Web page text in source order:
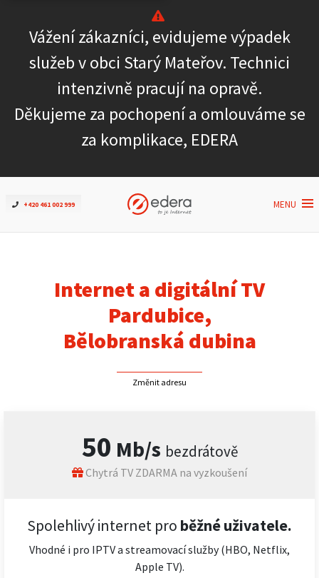
Vážení zákazníci, evidujeme výpadek
služeb v obci Starý Mateřov. Technici
intenzivně pracují na opravě.
Děkujeme za pochopení a omlouváme se
za komplikace, EDERA
+420 461 002 999 MENU
Ověřit dostupnost
Internet
ČEZNET TV
Podpora
Pro firmy
Internet a digitální TV
Pardubice,
Bělobranská dubina
Změnit adresu
50 Mb/s bezdrátově
Chytrá TV ZDARMA na vyzkoušení
Spolehlivý internet pro běžné uživatele.
Vhodné i pro IPTV a streamovací služby (HBO, Netflix,
Apple TV).